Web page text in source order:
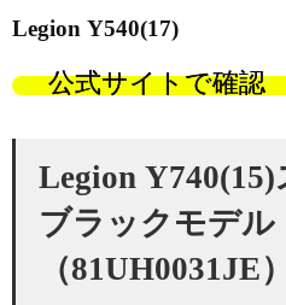
Legion Y540(17)
公式サイトで確認
Legion
ブラックモデル
（81UH0031JE